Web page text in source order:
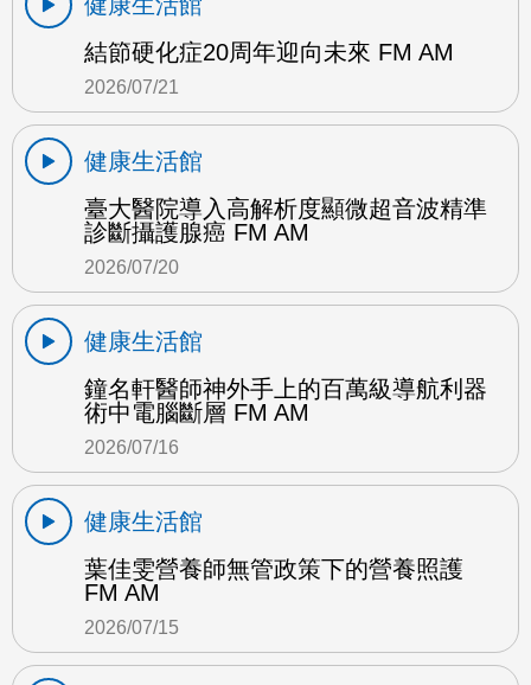
結節硬化症20周年迎向未來 FM AM
2026/07/21
健康生活館
臺大醫院導入高解析度顯微超音波精準
診斷攝護腺癌 FM AM
2026/07/20
健康生活館
鐘名軒醫師神外手上的百萬級導航利器
術中電腦斷層 FM AM
2026/07/16
健康生活館
葉佳雯營養師無管政策下的營養照護
FM AM
2026/07/15